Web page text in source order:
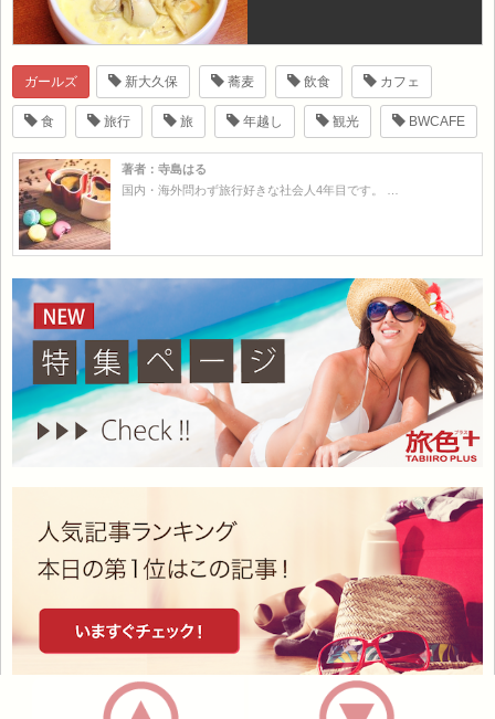
ガールズ 新大久保 蕎麦 飲食 カフェ
食 旅行 旅 年越し 観光 BWCAFE
著者：寺島はる
国内・海外問わず旅行好きな社会人4年目です。 …